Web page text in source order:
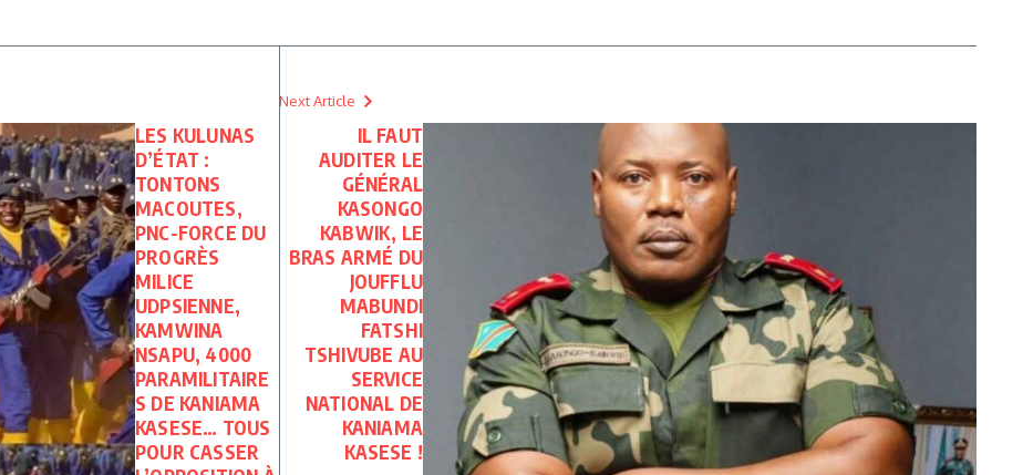
LES KULUNAS
D’ÉTAT :
TONTONS
MACOUTES,
PNC-FORCE DU
PROGRÈS
MILICE
UDPSIENNE,
KAMWINA
NSAPU, 4000
PARAMILITAIRE
S DE KANIAMA
KASESE… TOUS
POUR CASSER
Next Article
IL FAUT
AUDITER LE
GÉNÉRAL
KASONGO
KABWIK, LE
BRAS ARMÉ DU
JOUFFLU
MABUNDI
FATSHI
TSHIVUBE AU
SERVICE
NATIONAL DE
KANIAMA
KASESE !